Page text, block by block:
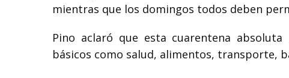
mientras que los domingos todos deben
Pino aclaró que esta cuarentena
básicos como salud, alimentos, transporte,